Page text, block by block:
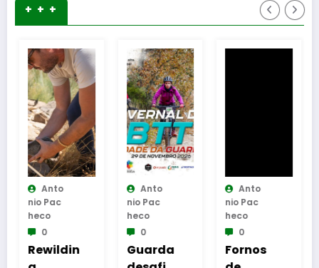
+ + +
Anto
Nio Pac
Heco
0
Rewildin
Anto
Nio Pac
Heco
0
Guarda
Anto
Nio Pac
Heco
0
Fornos